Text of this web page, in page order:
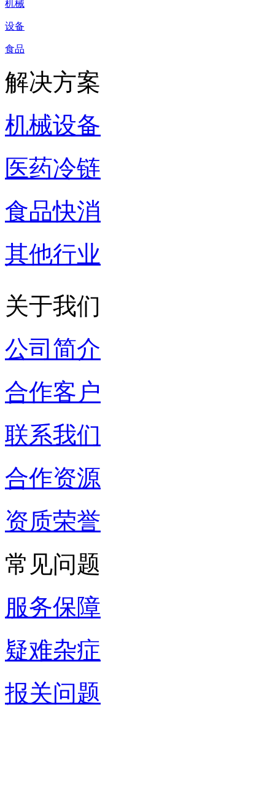
机械
设备
食品
解决方案
机械设备
医药冷链
食品快消
其他行业
关于我们
公司简介
合作客户
联系我们
合作资源
资质荣誉
常见问题
服务保障
疑难杂症
报关问题